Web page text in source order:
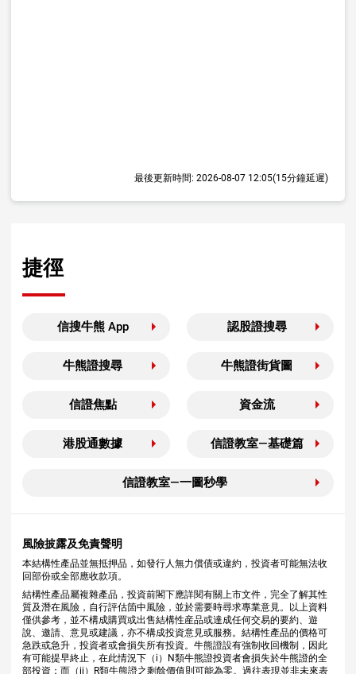
最後更新時間: 2026-08-07 12:05(15分鐘延遲)
捷徑
信搜牛熊 App 認股證搜尋
牛熊證搜尋 牛熊證街貨圖
信證焦點 資金流
港股通數據 信證教室—基礎篇
信證教室—一圖秒學
風險披露及免責聲明
本結構性產品並無抵押品，如發行人無力償債或違約，投資者可能無法收
回部份或全部應收款項。
結構性產品屬複雜產品，投資前閣下應詳閱有關上市文件，完全了解其性
質及潛在風險，自行評估箇中風險，並於需要時尋求專業意見。以上資料
僅供參考，並不構成購買或出售結構性産品或達成任何交易的要約、遊
說、邀請、意見或建議，亦不構成投資意見或服務。結構性產品的價格可
急跌或急升，投資者或會損失所有投資。牛熊證設有強制收回機制，因此
有可能提早終止，在此情況下（i）N類牛熊證投資者會損失於牛熊證的全
部投資；而（ii）R類牛熊證之剩餘價值則可能為零。過往表現並非未來表